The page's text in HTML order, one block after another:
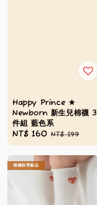
Happy Prince ★
Newborn 新生兒棉襪 3
件組 藍色系
Sale
price
NT$ 160 Regular
price
NT$ 199
韓國秋季新品